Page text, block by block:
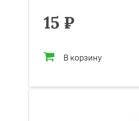
15 ₽
В корзину